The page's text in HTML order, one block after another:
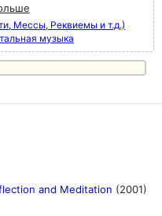
Мессы, Реквиемы и т.д.)
музыка
and Meditation (2001)